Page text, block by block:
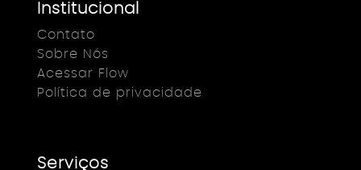
Institucional
Contato
Sobre Nós
Acessar Flow
Política de privacidade
Serviços